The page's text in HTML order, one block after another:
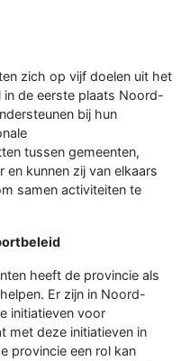
zich op vijf doelen uit het
in de eerste plaats Noord-
bij hun
tussen gemeenten,
kunnen zij van elkaars
samen activiteiten te
heeft de provincie als
Er zijn in Noord-
initiatieven voor
met deze initiatieven in
provincie een rol kan